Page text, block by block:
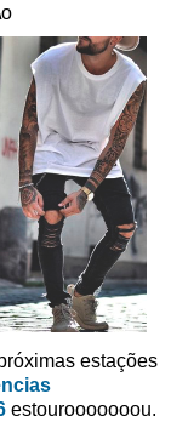
estações
estourooooooou.